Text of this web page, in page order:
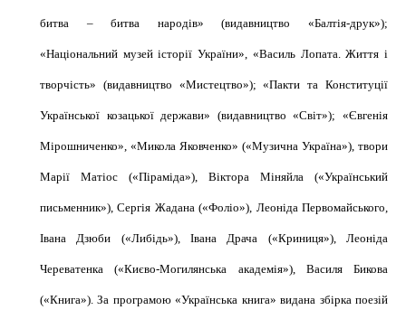
битва – битва народів» (видавництво «Балтія-друк»);
«Національний музей історії України», «Василь Лопата. Життя і
творчість» (видавництво «Мистецтво»); «Пакти та Конституції
Української козацької держави» (видавництво «Світ»); «Євгенія
Мірошниченко», «Микола Яковченко» («Музична Україна»), твори
Марії Матіос («Піраміда»), Віктора Міняйла («Український
письменник»), Сергія Жадана («Фоліо»), Леоніда Первомайського,
Івана Дзюби («Либідь»), Івана Драча («Криниця»), Леоніда
Череватенка («Києво-Могилянська академія»), Василя Бикова
(«Книга»). За програмою «Українська книга» видана збірка поезій